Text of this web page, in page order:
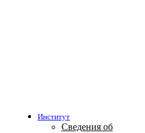
Институт
Сведения об